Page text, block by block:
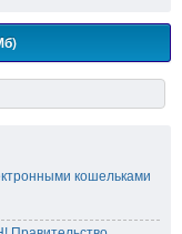
кошельками